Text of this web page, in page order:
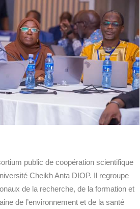
public de coopération scientifique
Cheikh Anta DIOP. Il regroupe
de la recherche, de la formation et
de l’environnement et de la santé